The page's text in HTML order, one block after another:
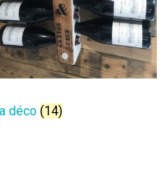
déco (14)